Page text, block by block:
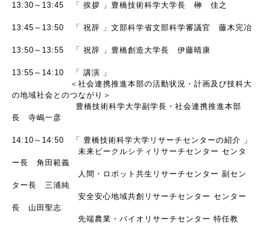
13:30～13:45 「 挨拶 」豊橋技術科学大学長 榊 佳之
13:45～13:50 「 祝辞 」文部科学省文部科学審議官 藤木完冶
13:50～13:55 「 祝辞 」豊橋創造大学長 伊藤晴康
13:55～14:10 「 講演 」
＜社会連携推進本部の活動状況・計画及び技科大
の地域社会とのつながり＞
豊橋技術科学大学副学長・社会連携推進本部
長 寺嶋一彦
14:10～14:50 「 豊橋技術科学大学リサーチセンターの紹介 」
未来ビークルシティリサーチセンター センタ
ー長 角田範義
人間・ロボット共生リサーチセンター 副セン
ター長 三浦純
安全安心地域共創リサーチセンター センター
長 山田聖志
先端農業・バイオリサーチセンター 特任教